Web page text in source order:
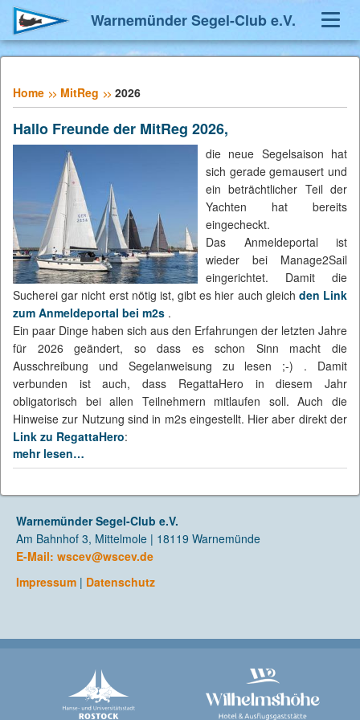
Warnemünder Segel-Club e.V.
Home MitReg 2026
Hallo Freunde der MitReg 2026,
die neue Segelsaison hat
sich gerade gemausert und
ein beträchtlicher Teil der
Yachten hat bereits
eingecheckt.
Das Anmeldeportal ist
wieder bei Manage2Sail
eingerichtet. Damit die
Sucherei gar nicht erst nötig ist, gibt es hier auch gleich den Link
zum Anmeldeportal bei m2s .
Ein paar Dinge haben sich aus den Erfahrungen der letzten Jahre
für 2026 geändert, so dass es schon Sinn macht die
Ausschreibung und Segelanweisung zu lesen ;-) . Damit
verbunden ist auch, dass RegattaHero in diesem Jahr
obligatorisch bei allen Teilnehmern mitlaufen soll. Auch die
Hinweise zur Nutzung sind in m2s eingestellt. Hier aber direkt der
Link zu RegattaHero:
mehr lesen…
Warnemünder Segel-Club e.V.
Am Bahnhof 3, Mittelmole | 18119 Warnemünde
E-Mail: wscev@wscev.de
Impressum | Datenschutz